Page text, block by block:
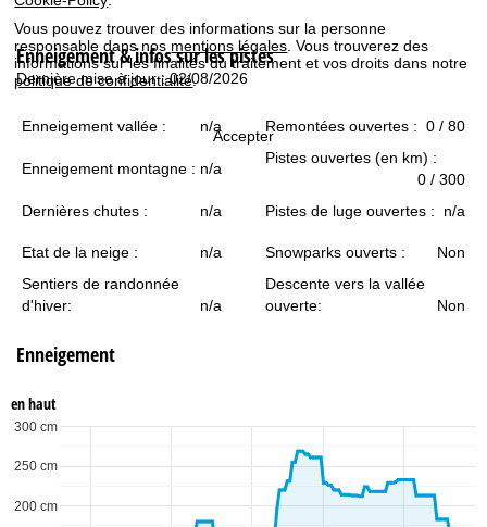
Vous pouvez trouver des informations sur la personne
responsable dans nos mentions légales. Vous trouverez des
informations sur les finalités du traitement et vos droits dans notre
politique de confidentialité.
Accepter
c
c
u
e
i
Enneigement & infos sur les pistes
Dernière mise à jour : 02/08/2026
Enneigement vallée : n/a Remontées ouvertes : 0 / 80
Enneigement montagne : n/a
Pistes ouvertes (en km) :
0 / 300
Dernières chutes :
n/a Pistes de luge ouvertes : n/a
Etat de la neige : n/a Snowparks ouverts :
Non
Sentiers de randonnée
d'hiver:
n/a
Descente vers la vallée
ouverte:
Non
Enneigement
en haut
200 cm
250 cm
300 cm